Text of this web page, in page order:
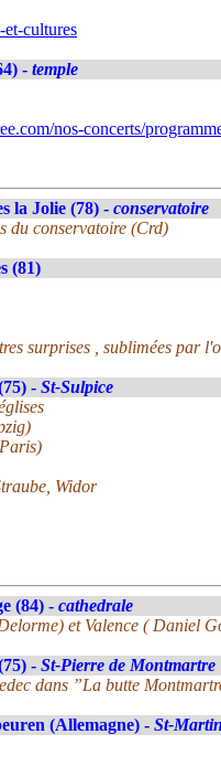
cultures
- temple
nos-concerts/
la Jolie (78) - conservatoire
du conservatoire (Crd)
(81)
surprises , sublimées par
- St-Sulpice
Widor
(84) - cathedrale
et Valence ( Daniel
- St-Pierre de Montmartre
dans ”La butte
(Allemagne) - St-